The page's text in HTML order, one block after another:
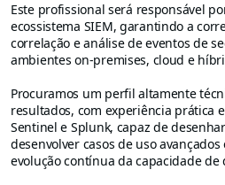
Este profissional será responsável
ecossistema SIEM, garantindo a
correlação e análise de eventos de
ambientes on-premises, cloud e
Procuramos um perfil altamente
resultados, com experiência prática
Sentinel e Splunk, capaz de
desenvolver casos de uso
evolução contínua da capacidade de